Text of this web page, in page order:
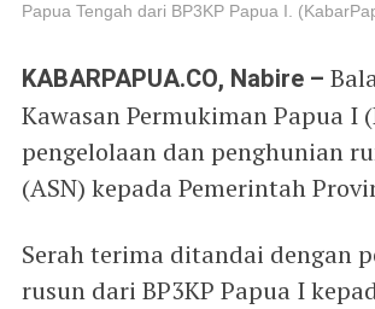
Papua Tengah dari BP3KP Papua I.
KABARPAPUA.CO, Nabire –
Kawasan Permukiman Papua I
pengelolaan dan penghunian
(ASN) kepada Pemerintah
Serah terima ditandai dengan
rusun dari BP3KP Papua I